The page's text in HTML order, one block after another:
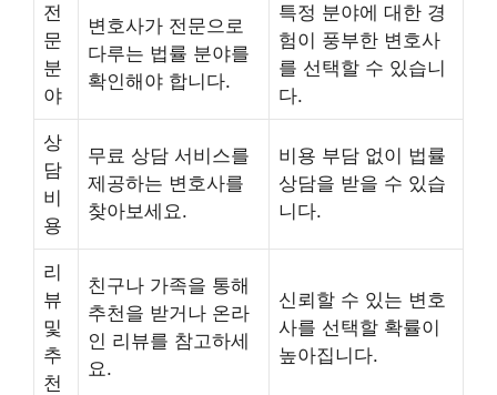
전
문
분
야
변호사가 전문으로
다루는 법률 분야를
확인해야 합니다.
특정 분야에 대한 경
험이 풍부한 변호사
를 선택할 수 있습니
다.
상
담
비
용
무료 상담 서비스를
제공하는 변호사를
찾아보세요.
비용 부담 없이 법률
상담을 받을 수 있습
니다.
리
뷰
및
추
천
친구나 가족을 통해
추천을 받거나 온라
인 리뷰를 참고하세
요.
신뢰할 수 있는 변호
사를 선택할 확률이
높아집니다.